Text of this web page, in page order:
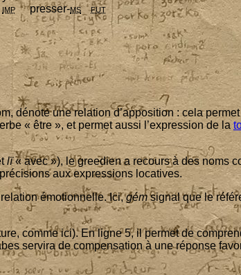
imp
pres­ser-ms
fut
dénote une rela­tion d’ap­po­si­tion : cela
« être », et per­met aus­si l’ex­pres­sion de la
lï« avec »), le gree­dien a recours à des noms
aux expres­sions locatives.
rela­tion émo­tion­nelle. Ici,gémsignal que le
comme ici). En ligne5, il per­met de
ser­vi­ra de com­pen­sa­tion à une réponse